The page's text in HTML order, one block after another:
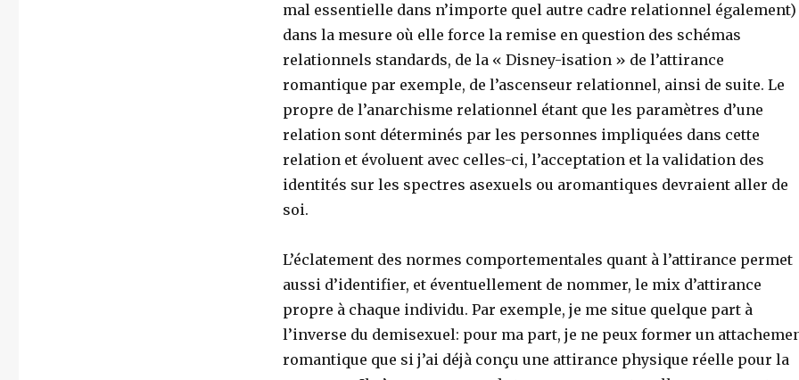
mal essentielle dans n’importe quel autre cadre relationnel également)
dans la mesure où elle force la remise en question des schémas
relationnels standards, de la « Disney-isation » de l’attirance
romantique par exemple, de l’ascenseur relationnel, ainsi de suite. Le
propre de l’anarchisme relationnel étant que les paramètres d’une
relation sont déterminés par les personnes impliquées dans cette
relation et évoluent avec celles-ci, l’acceptation et la validation des
identités sur les spectres asexuels ou aromantiques devraient aller de
soi.
L’éclatement des normes comportementales quant à l’attirance permet
aussi d’identifier, et éventuellement de nommer, le mix d’attirance
propre à chaque individu. Par exemple, je me situe quelque part à
l’inverse du demisexuel: pour ma part, je ne peux former un
romantique que si j’ai déjà conçu une attirance physique réelle pour la